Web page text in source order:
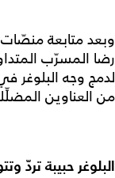
وبعد متابعة منصّات
رضا المسرّب
لدمج وجه البلوغر
من العناوين
البلوغر حبيبة تردّ